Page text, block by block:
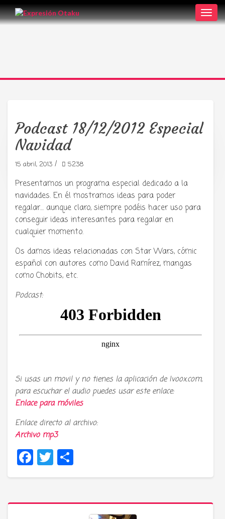
Tu radio y podcast sobre manga,
anime y cultura japonesa ツ
Podcast 18/12/2012 Especial
Navidad
15 abril, 2013 / 5238
Presentamos un programa especial dedicado a la
navidades. En él mostramos ideas para poder
regalar… aunque claro, siempre podéis hacer uso para
conseguir ideas interesantes para regalar en
cualquier momento.
Os damos ideas relacionadas con Star Wars, cómic
español con autores como David Ramírez, mangas
como Chobits, etc.
Podcast:
Si usas un movil y no tienes la aplicación de Ivoox.com,
para escuchar el audio puedes usar este enlace:
Enlace para móviles
Enlace directo al archivo:
Archivo mp3
Facebook
Twitter